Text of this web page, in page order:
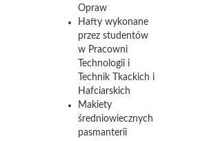
Opraw
Hafty wykonane
przez studentów
w Pracowni
Technologii i
Technik Tkackich i
Hafciarskich
Makiety
średniowiecznych
pasmanterii